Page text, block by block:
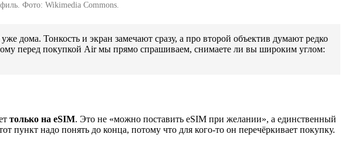
Фото: Wikimedia Commons.
дома. Тонкость и экран замечают сразу, а про второй объектив думают редко
перед покупкой Air мы прямо спрашиваем, снимаете ли вы широким углом:
только на eSIM. Это не «можно поставить eSIM при желании», а единственный
пункт надо понять до конца, потому что для кого-то он перечёркивает покупку.